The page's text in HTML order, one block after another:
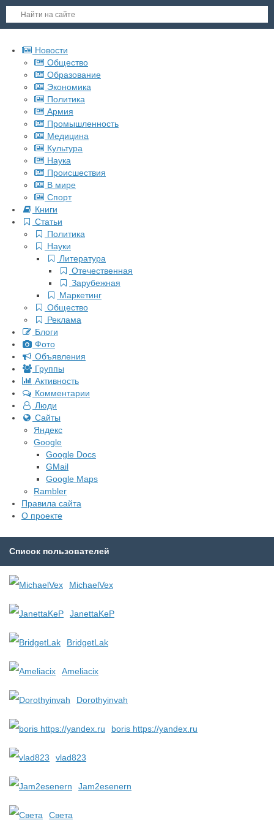
Новости
Общество
Образование
Экономика
Политика
Армия
Промышленность
Медицина
Культура
Наука
Происшествия
В мире
Спорт
Книги
Статьи
Политика
Науки
Литература
Отечественная
Зарубежная
Маркетинг
Общество
Реклама
Блоги
Фото
Объявления
Группы
Активность
Комментарии
Люди
Сайты
Яндекс
Google
Google Docs
GMail
Google Maps
Rambler
Правила сайта
О проекте
Список пользователей
MichaelVex
JanettaKeP
BridgetLak
Ameliacix
Dorothyinvah
boris https://yandex.ru
vlad823
Jam2esenern
Света